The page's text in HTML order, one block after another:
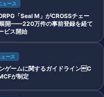
ュース
「Seal M」がCROSSチェー
開——220万件の事前登録を経て
ビス開始
ース
ゲームに関するガイドラインC
が制定